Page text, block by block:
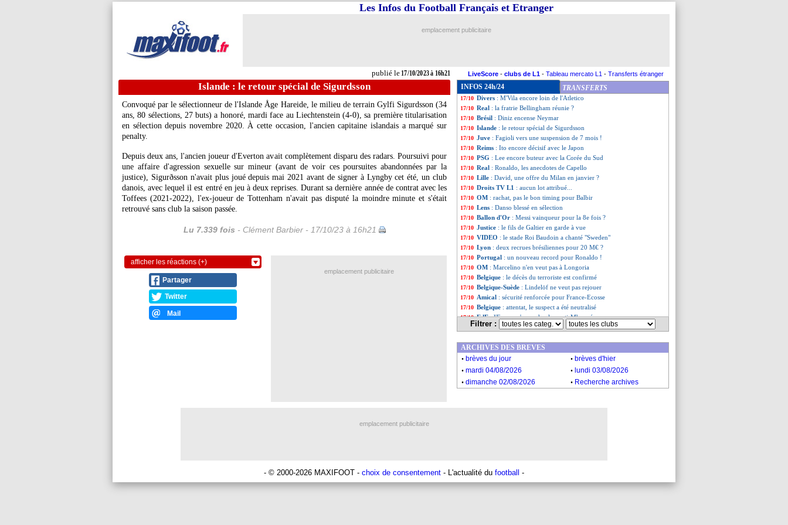
publié le17/10/2023 à 16h21
Les Infos du Football Français et Etranger
emplacement publicitaire
LiveScore - clubs de L1 - Tableau mercato L1 - Transferts étranger
Islande : le retour spécial de Sigurdsson
Convoqué par le sélectionneur de l'Islande Åge Hareide, le milieu de terrain Gylfi Sigurdsson (34
ans, 80 sélections, 27 buts) a honoré, mardi face au Liechtenstein (4-0), sa première titularisation
en sélection depuis novembre 2020. À cette occasion, l'ancien capitaine islandais a marqué sur
penalty.
Depuis deux ans, l'ancien joueur d'Everton avait complètement disparu des radars. Poursuivi pour
une affaire d'agression sexuelle sur mineur (avant de voir ces poursuites abandonnées par la
justice), Sigurðsson n'avait plus joué depuis mai 2021 avant de signer à Lyngby cet été, un club
danois, avec lequel il est entré en jeu à deux reprises. Durant sa dernière année de contrat avec les
Toffees (2021-2022), l'ex-joueur de Tottenham n'avait pas disputé la moindre minute et s'était
retrouvé sans club la saison passée.
Lu 7.339 fois - Clément Barbier - 17/10/23 à 16h21
afficher les réactions (+)
Partager
Twitter
Mail
INFOS 24h/24 TRANSFERTS
17/10 Real: Mbappé, l'ironie de Pérez
17/10 EdF: les buteurs, l'inquiétude de Lizarazu
17/10 Lille: Yazici savoure sa vie en France
17/10 PSG: la valeur de Zaïre-Emery explose !
17/10 Divers : M'Vila encore loin de l'Atletico
17/10 Real : la fratrie Bellingham réunie ?
17/10 Brésil : Diniz encense Neymar
17/10 Islande : le retour spécial de Sigurdsson
17/10 Juve : Fagioli vers une suspension de 7 mois !
17/10 Reims : Ito encore décisif avec le Japon
17/10 PSG : Lee encore buteur avec la Corée du Sud
17/10 Real : Ronaldo, les anecdotes de Capello
17/10 Lille : David, une offre du Milan en janvier ?
17/10 Droits TV L1 : aucun lot attribué...
17/10 OM : rachat, pas le bon timing pour Balbir
17/10 Lens : Danso blessé en sélection
17/10 Ballon d'Or : Messi vainqueur pour la 8e fois ?
17/10 Justice : le fils de Galtier en garde à vue
17/10 VIDEO : le stade Roi Baudoin a chanté "Sweden"
17/10 Lyon : deux recrues brésiliennes pour 20 M€ ?
17/10 Portugal : un nouveau record pour Ronaldo !
17/10 OM : Marcelino n'en veut pas à Longoria
17/10 Belgique : le décès du terroriste est confirmé
17/10 Belgique-Suède : Lindelöf ne veut pas rejouer
17/10 Amical : sécurité renforcée pour France-Ecosse
17/10 Belgique : attentat, le suspect a été neutralisé
17/10 EdF: l'Ecosse n'a pas de plan anti-Mbappé
17/10 Brésil : pop-corn sur Neymar, il s'explique
17/10 Suède: l'émotion du sélectionneur Andersson
... Liste des brèves du lun. 16 octobre 2023
Liste des brèves du dim. 15 octobre 2023
Filtrer :
emplacement publicitaire
ARCHIVES DES BREVES
. brèves du jour . brèves d'hier
. mardi 04/08/2026 . lundi 03/08/2026
. dimanche 02/08/2026 . Recherche archives
emplacement publicitaire
- © 2000-2026 MAXIFOOT - choix de consentement - L'actualité du football -